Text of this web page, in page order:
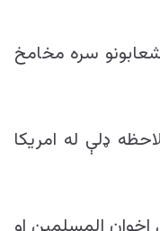
سره مخامخ
ډلې له امریکا